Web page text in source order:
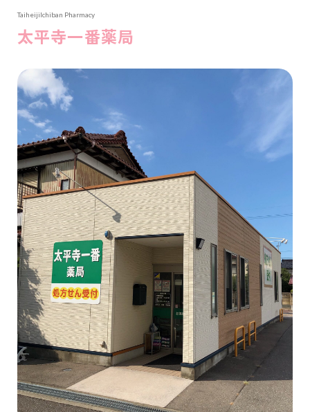
TaiheijiIchiban Pharmacy
太平寺一番薬局